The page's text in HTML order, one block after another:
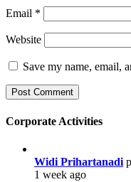
Email *
Website
Save my name, email,
Corporate Activities
Widi Prihartanadi
1 week ago